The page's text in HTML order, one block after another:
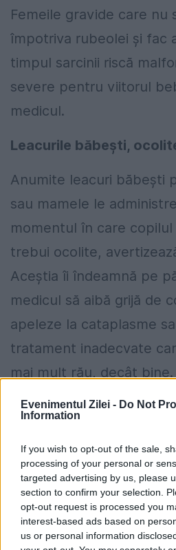
Evenimentul Zilei - Do Not
Information
If you wish to opt-out of the sale,
processing of your personal or
targeted advertising by us, please
section to confirm your selection.
opt-out request is processed you
interest-based ads based on
us or personal information
Femeile gravide care nu
împotriva rubeolei și fac
timpul sarcinii riscă
severe pentru viitorul
medicul.
Leacurile băbești,
Anumite leacuri băbești
sau mamele le
momentul în care
trebui ocolite,
Aceștia îi îndeamnă pe
medicul să aibă grijă de
apeleze la cataplasme
tratament inadecvate
mai mult rău, decât bine.
Iată un top al leacurilor
1. Pentru pojar – ulei de
tamponarea erupției cu
de coada șoricelului,
de orz, consumul de